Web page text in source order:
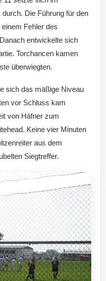
Die Führung für den
Fehler des
entwickelte sich
Torchancen kamen
überwiegten.
sich das mäßige Niveau
vor Schluss kam
von Häfner zum
Keine vier Minuten
aus dem
Siegtreffer.